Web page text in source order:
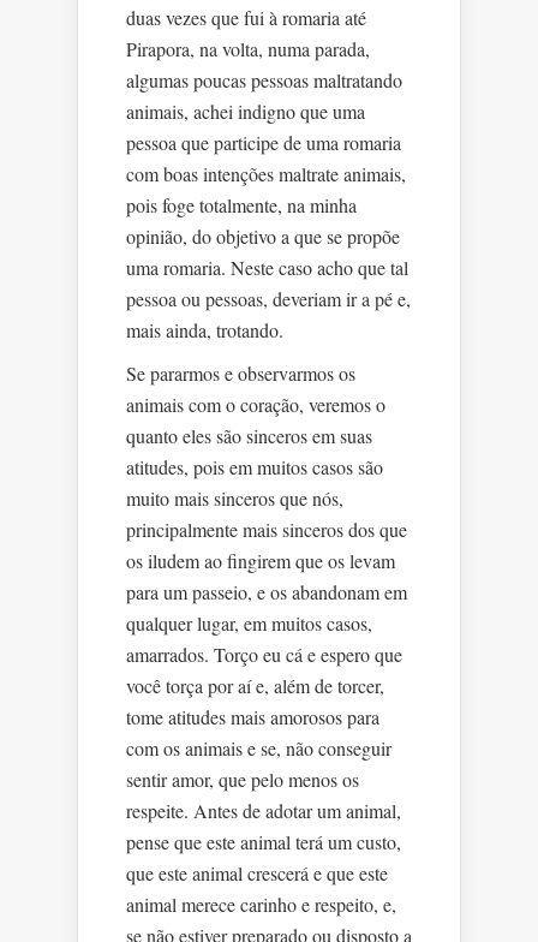
duas vezes que fui à romaria até
Pirapora, na volta, numa parada,
algumas poucas pessoas maltratando
animais, achei indigno que uma
pessoa que participe de uma romaria
com boas intenções maltrate animais,
pois foge totalmente, na minha
opinião, do objetivo a que se propõe
uma romaria. Neste caso acho que tal
pessoa ou pessoas, deveriam ir a pé e,
mais ainda, trotando.
Se pararmos e observarmos os
animais com o coração, veremos o
quanto eles são sinceros em suas
atitudes, pois em muitos casos são
muito mais sinceros que nós,
principalmente mais sinceros dos que
os iludem ao fingirem que os levam
para um passeio, e os abandonam em
qualquer lugar, em muitos casos,
amarrados. Torço eu cá e espero que
você torça por aí e, além de torcer,
tome atitudes mais amorosos para
com os animais e se, não conseguir
sentir amor, que pelo menos os
respeite. Antes de adotar um animal,
pense que este animal terá um custo,
que este animal crescerá e que este
animal merece carinho e respeito, e,
se não estiver preparado ou disposto a